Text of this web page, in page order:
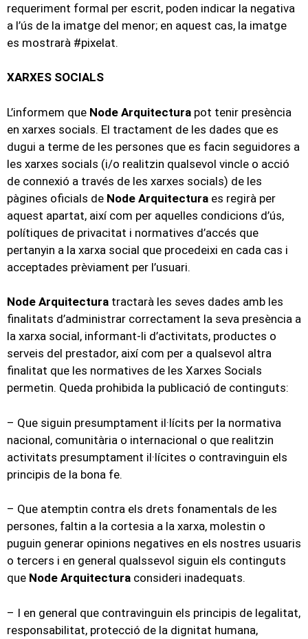
requeriment formal per escrit, poden indicar la negativa
a l’ús de la imatge del menor; en aquest cas, la imatge
es mostrarà #pixelat.
XARXES SOCIALS
L’informem que Node Arquitectura pot tenir presència
en xarxes socials. El tractament de les dades que es
dugui a terme de les persones que es facin seguidores a
les xarxes socials (i/o realitzin qualsevol vincle o acció
de connexió a través de les xarxes socials) de les
pàgines oficials de Node Arquitectura es regirà per
aquest apartat, així com per aquelles condicions d’ús,
polítiques de privacitat i normatives d’accés que
pertanyin a la xarxa social que procedeixi en cada cas i
acceptades prèviament per l’usuari.
Node Arquitectura tractarà les seves dades amb les
finalitats d’administrar correctament la seva presència a
la xarxa social, informant-li d’activitats, productes o
serveis del prestador, així com per a qualsevol altra
finalitat que les normatives de les Xarxes Socials
permetin. Queda prohibida la publicació de continguts:
– Que siguin presumptament il·lícits per la normativa
nacional, comunitària o internacional o que realitzin
activitats presumptament il·lícites o contravinguin els
principis de la bona fe.
– Que atemptin contra els drets fonamentals de les
persones, faltin a la cortesia a la xarxa, molestin o
puguin generar opinions negatives en els nostres usuaris
o tercers i en general qualssevol siguin els continguts
que Node Arquitectura consideri inadequats.
– I en general que contravinguin els principis de legalitat,
responsabilitat, protecció de la dignitat humana,